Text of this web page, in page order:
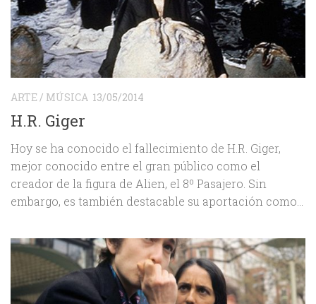
ARTE / MÚSICA 13/05/2014
H.R. Giger
Hoy se ha conocido el fallecimiento de H.R. Giger,
mejor conocido entre el gran público como el
creador de la figura de Alien, el 8º Pasajero. Sin
embargo, es también destacable su aportación como...